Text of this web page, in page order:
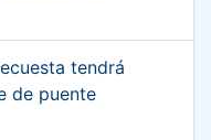
tendrá
de puente